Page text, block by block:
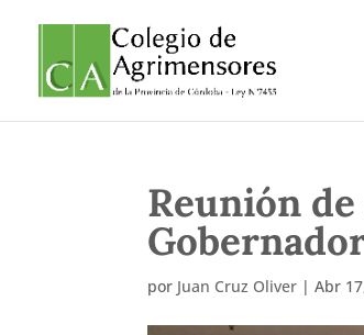
Reunión
por Juan Cruz Oliver |Abr